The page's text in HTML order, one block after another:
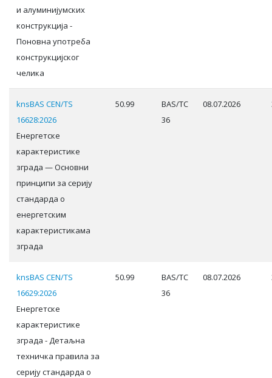
и алуминијумских
конструкција -
Поновна употреба
конструкцијског
челика
knsBAS CEN/TS
16628:2026
Енергетске
карактеристике
зграда — Основни
принципи за серију
стандарда о
енергетским
карактеристикама
зграда
50.99
BAS/TC
36
08.07.2026
knsBAS CEN/TS
16629:2026
Енергетске
карактеристике
зграда - Детаљна
техничка правила за
серију стандарда о
50.99
BAS/TC
36
08.07.2026